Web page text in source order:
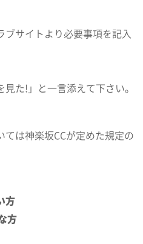
サイトより必要事項を記入
た!」と一言添えて下さい。
は神楽坂CCが定めた規定の
方
方